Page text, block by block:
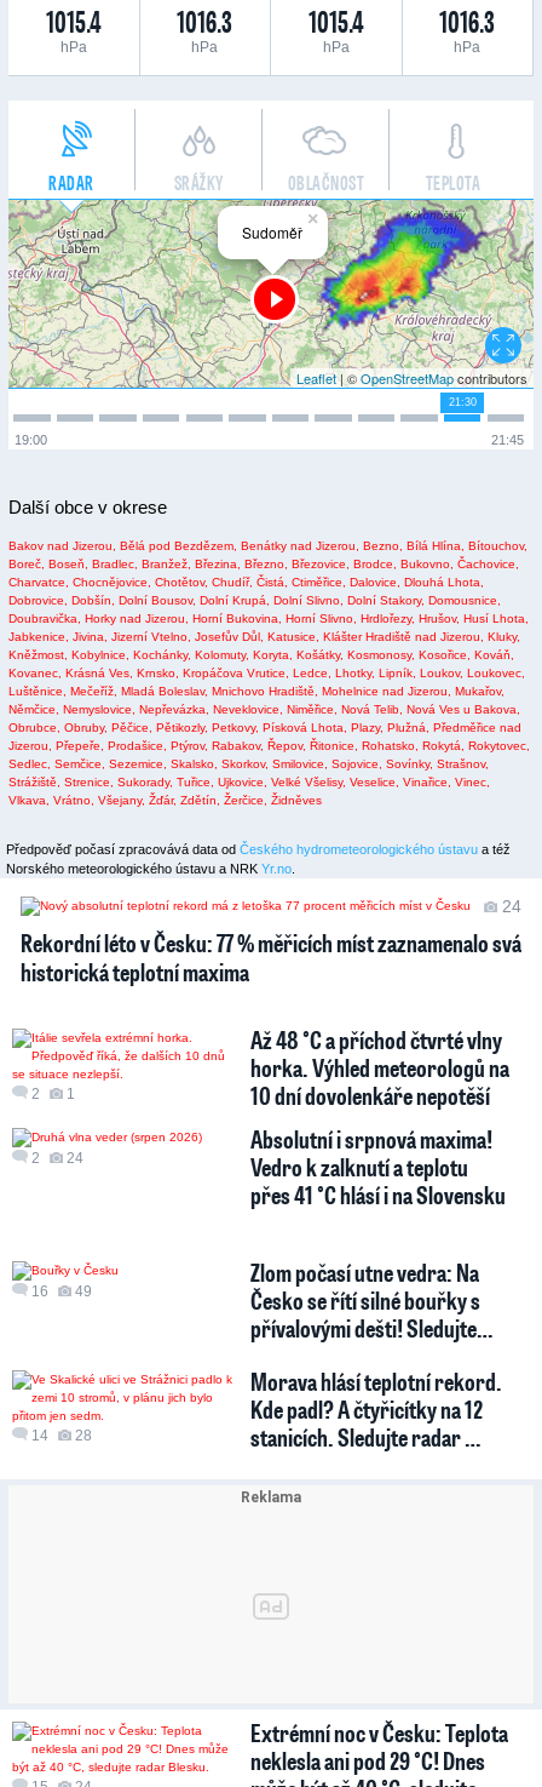
1015.4
hPa
1016.3
hPa
1015.4
hPa
1016.3
hPa
RADAR SRÁŽKY OBLAČNOST TEPLOTA
×
Sudoměř
Leaflet| ©OpenStreetMapcontributors
21:30
21:45
19:00
Další obce v okrese
Bakov nad Jizerou, Bělá pod Bezdězem, Benátky nad Jizerou, Bezno, Bílá Hlína,
Bítouchov,
Boreč, Boseň, Bradlec, Branžež, Březina, Březno, Březovice, Brodce, Bukovno, Čachovice,
Charvatce,
Chocnějovice, Chotětov, Chudíř, Čistá, Ctiměřice, Dalovice,
Dlouhá Lhota,
Dobrovice,
Dobšín, Dolní Bousov, Dolní Krupá, Dolní Slivno, Dolní Stakory, Domousnice,
Doubravička,
Horky nad Jizerou, Horní Bukovina, Horní Slivno, Hrdlořezy, Hrušov, Husí Lhota,
Jabkenice,
Jivina, Jizerní Vtelno, Josefův Důl, Katusice, Klášter Hradiště nad Jizerou,
Kluky,
Kněžmost, Kobylnice, Kochánky, Kolomuty, Koryta, Košátky, Kosmonosy, Kosořice,
Kováň,
Kovanec, Krásná Ves, Krnsko, Kropáčova Vrutice, Ledce, Lhotky, Lipník, Loukov, Loukovec,
Luštěnice,
Mečeříž, Mladá Boleslav, Mnichovo Hradiště, Mohelnice nad Jizerou,
Mukařov,
Němčice,
Nemyslovice, Nepřevázka, Neveklovice, Niměřice, Nová Telib, Nová Ves u Bakova,
Obrubce,
Obruby, Pěčice, Pětikozly, Petkovy, Písková Lhota, Plazy, Plužná,
Předměřice nad
Jizerou,
Přepeře, Prodašice, Ptýrov, Rabakov, Řepov, Řitonice, Rohatsko, Rokytá,
Rokytovec,
Sedlec, Semčice, Sezemice, Skalsko, Skorkov, Smilovice, Sojovice, Sovínky, Strašnov,
Strážiště,
Strenice, Sukorady, Tuřice, Ujkovice, Velké Všelisy, Veselice, Vinařice,
Vinec,
Vlkava,
Vrátno, Všejany, Žďár, Zdětín, Žerčice, Židněves
Předpověď počasí zpracovává data od Českého hydrometeorologického ústavu a též
Norského meteorologického ústavu a NRK Yr.no
24
Rekordní léto v Česku: 77 % měřicích míst zaznamenalo svá
historická teplotní maxima
2 1
Až 48 °C a příchod čtvrté vlny
horka. Výhled meteorologů na
10 dní dovolenkáře nepotěší
2 24
Absolutní i srpnová maxima!
Vedro k zalknutí a teplotu
přes 41 °C hlásí i na Slovensku
16 49
Zlom počasí utne vedra: Na
Česko se řítí silné bouřky s
přívalovými dešti! Sledujte…
14 28
Morava hlásí teplotní rekord.
Kde padl? A čtyřicítky na 12
stanicích. Sledujte radar …
Extrémní noc v Česku: Teplota
neklesla ani pod 29 °C! Dnes